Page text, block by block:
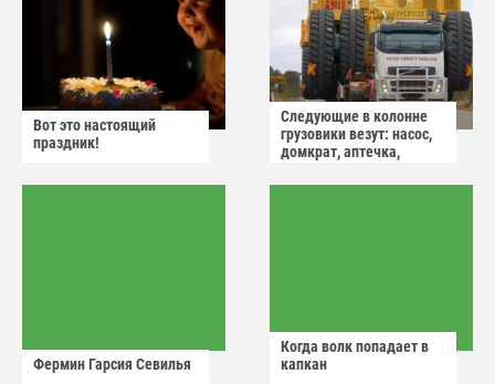
Вот это настоящий
праздник!
Следующие в колонне
грузовики везут: насос,
домкрат, аптечка,
Фермин Гарсия Севилья
Когда волк попадает в
капкан